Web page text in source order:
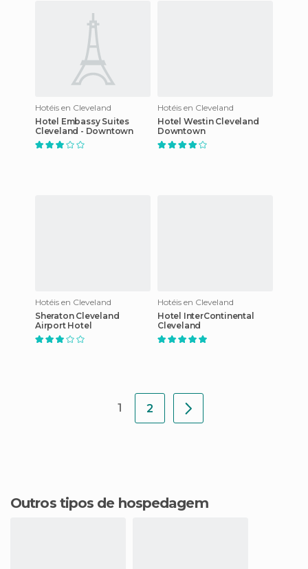
Hotéis en Cleveland
Hotel Embassy Suites
Cleveland - Downtown
Hotéis en Cleveland
Hotel Westin Cleveland
Downtown
Hotéis en Cleveland
Sheraton Cleveland
Airport Hotel
Hotéis en Cleveland
Hotel InterContinental
Cleveland
1 2
Outros tipos de hospedagem